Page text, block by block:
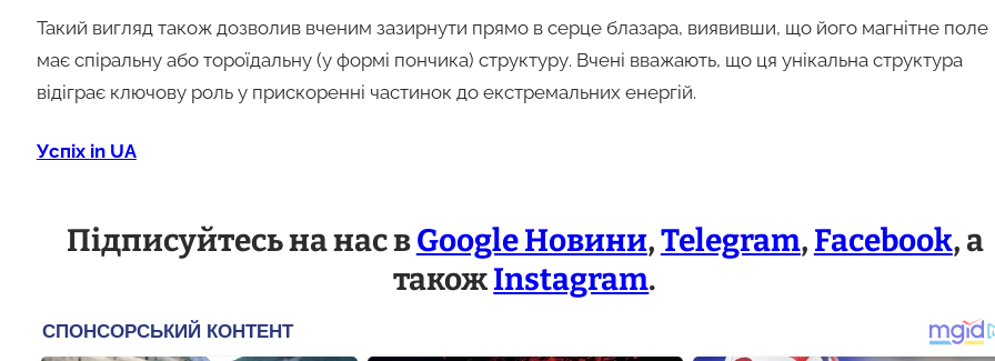
Такий вигляд також дозволив вченим зазирнути прямо в серце блазара, виявивши, що його магнітне поле
має спіральну або тороїдальну (у формі пончика) структуру. Вчені вважають, що ця унікальна структура
відіграє ключову роль у прискоренні частинок до екстремальних енергій.
Успіх in UA
Підписуйтесь на нас вGoogle Новини,Telegram, Facebook, а
такожInstagram.